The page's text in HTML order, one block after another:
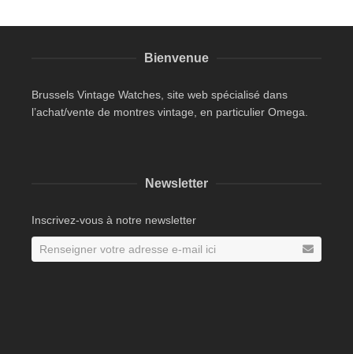
Bienvenue
Brussels Vintage Watches, site web spécialisé dans
l’achat/vente de montres vintage, en particulier Omega.
Newsletter
Inscrivez-vous à notre newsletter